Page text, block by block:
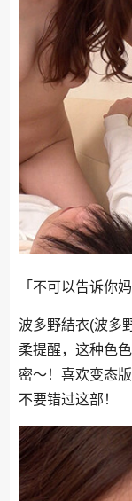
「不可以告诉你
波多野結衣(波多
柔提醒，这种色
密～！喜欢变态
不要错过这部！